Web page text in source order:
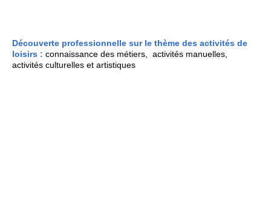
Découverte professionnelle sur le thème des activités de
loisirs : connaissance des métiers, activités manuelles,
activités culturelles et artistiques